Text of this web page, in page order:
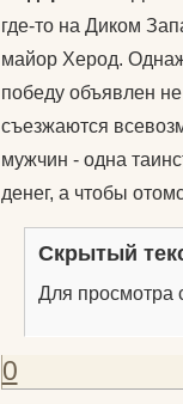
где-то на Диком
майор Херод.
победу объявлен
съезжаются
мужчин - одна
денег, а чтобы
Скрытый
Для просмотра
0